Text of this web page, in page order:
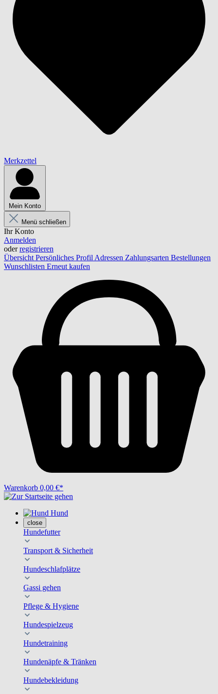
Merkzettel
Mein Konto
Menü schließen
Ihr Konto
Anmelden
oderregistrieren
Übersicht Persönliches Profil Adressen Zahlungsarten Bestellungen
Wunschlisten Erneut kaufen
Warenkorb 0,00 €*
Hund
close
Hundefutter
Transport & Sicherheit
Hundeschlafplätze
Gassi gehen
Pflege & Hygiene
Hundespielzeug
Hundetraining
Hundenäpfe & Tränken
Hundebekleidung